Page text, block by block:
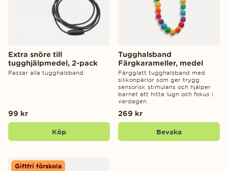
Extra snöre till
tugghjälpmedel, 2-pack
Passar alla tugghalsband.
99 kr
Köp
Tugghalsband
Färgkarameller, medel
Färgglatt tugghalsband med
silikonpärlor som ger trygg
sensorisk stimulans och hjälper
barnet att hitta lugn och fokus i
vardagen.
269 kr
Bevaka
Giftfri förskola